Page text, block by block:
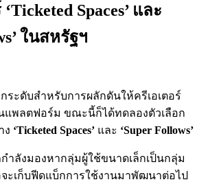
Spaces’ และ
ในสหรัฐฯ
ระดับสำหรับการผลักดันให้ครีเอเตอร์
แพลตฟอร์ม ขณะนี้ก็ได้ทดลองตัวเลือก
ง ‘Ticketed Spaces’ และ ‘Super Follows’
ำลังมองหากลุ่มผู้ใช้ขนาดเล็กเป็นกลุ่ม
ะเก็บฟีดแบ็กการใช้งานมาพัฒนาต่อไป